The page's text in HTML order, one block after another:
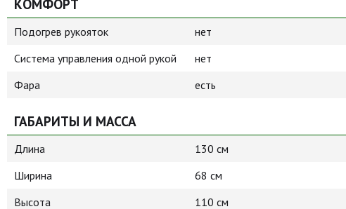
КОМФОРТ
Подогрев рукояток
нет
Система управления одной рукой
нет
Фара
есть
ГАБАРИТЫ И МАССА
Длина
130 см
Ширина
68 см
Высота
110 см